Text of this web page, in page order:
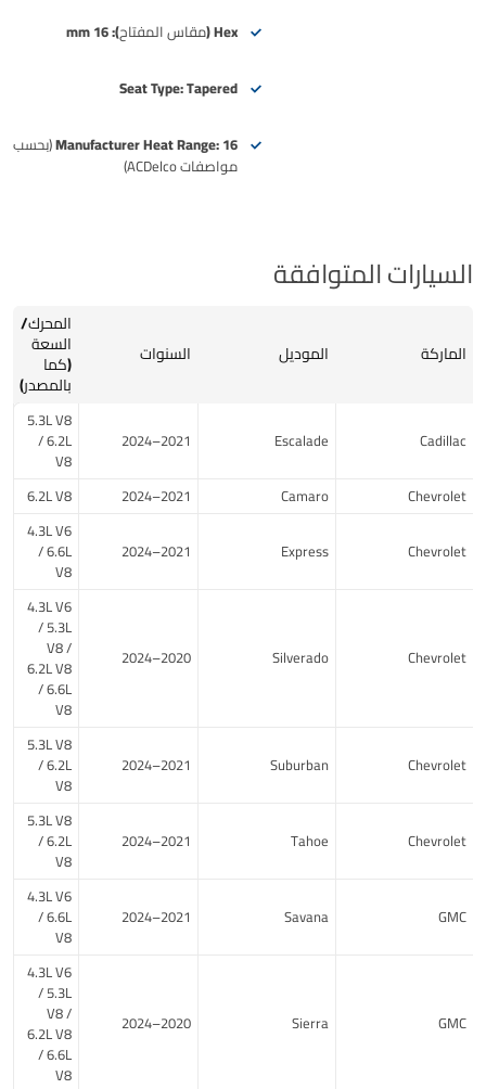
Hex (مقاس المفتاح): 16 mm
Seat Type:Tapered
Manufacturer Heat Range:16
(بحسب
مواصفات ACDelco)
السيارات المتوافقة
الماركة الموديل السنوات
المحرك/
السعة
(كما
بالمصدر)
Cadillac
Escalade
2021–2024
5.3L V8
/ 6.2L
V8
Chevrolet
Camaro
2021–2024
6.2L V8
Chevrolet
Express
2021–2024
4.3L V6
/ 6.6L
V8
Chevrolet
Silverado
2020–2024
4.3L V6
/ 5.3L
V8 /
6.2L V8
/ 6.6L
V8
Chevrolet
Suburban
2021–2024
5.3L V8
/ 6.2L
V8
Chevrolet
Tahoe
2021–2024
5.3L V8
/ 6.2L
V8
GMC
Savana
2021–2024
4.3L V6
/ 6.6L
V8
GMC
Sierra
2020–2024
4.3L V6
/ 5.3L
V8 /
6.2L V8
/ 6.6L
V8